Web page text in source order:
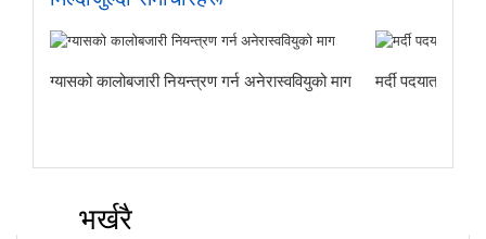
ग्यासको कालोबजारी नियन्त्रण गर्न अनेरास्ववियुको माग मर्दी
भर्खरै